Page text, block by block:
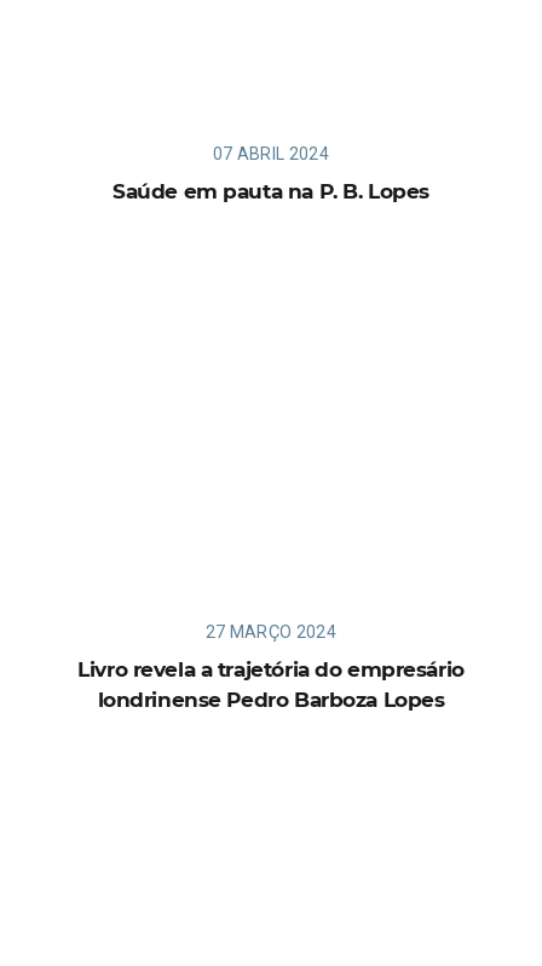
07 ABRIL 2024
Saúde em pauta na P. B. Lopes
27 MARÇO 2024
Livro revela a trajetória do empresário
londrinense Pedro Barboza Lopes